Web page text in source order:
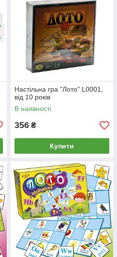
Настільна гра "Лото" L0001,
від 10 років
В наявності
356 ₴
Купити